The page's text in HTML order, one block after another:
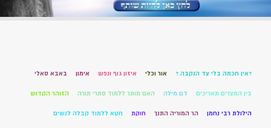
?אין חכמה בלי צד הנקבה.? אור וכלי איזון גוף ונפש אימון באבא סאלי
בין המצרים תאריכים דם מילה האם מותר ללמוד סתרי תורה הזוהר הקדוש
הילולת רבי נחמן הר המוריה התנך חוקת חטא ללמוד קבלה לנשים